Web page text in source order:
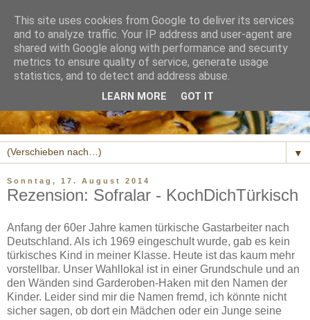
▼
Sonntag, 17. August 2014
Rezension: Sofralar - KochDichTürkisch
Anfang der 60er Jahre kamen türkische Gastarbeiter nach
Deutschland. Als ich 1969 eingeschult wurde, gab es kein
türkisches Kind in meiner Klasse. Heute ist das kaum mehr
vorstellbar. Unser Wahllokal ist in einer Grundschule und an
den Wänden sind Garderoben-Haken mit den Namen der
Kinder. Leider sind mir die Namen fremd, ich könnte nicht
sicher sagen, ob dort ein Mädchen oder ein Junge seine
This site uses cookies from Google to deliver its services
and to analyze traffic. Your IP address and user-agent are
shared with Google along with performance and security
metrics to ensure quality of service, generate usage
statistics, and to detect and address abuse.
LEARN MORE GOT IT